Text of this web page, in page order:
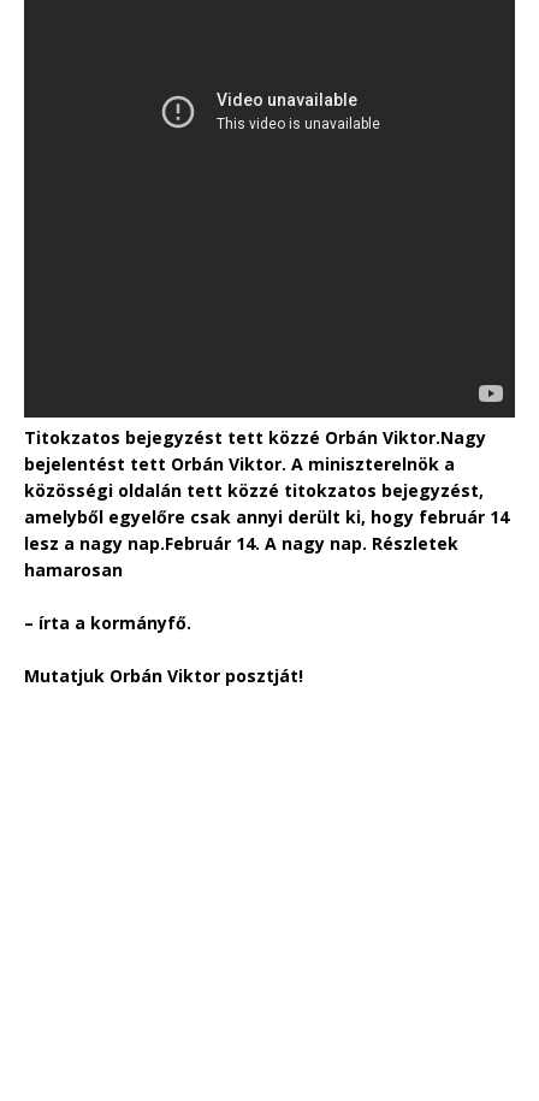
Titokzatos bejegyzést tett közzé Orbán Viktor.Nagy
bejelentést tett Orbán Viktor. A miniszterelnök a
közösségi oldalán tett közzé titokzatos bejegyzést,
amelyből egyelőre csak annyi derült ki, hogy február 14
lesz a nagy nap.Február 14. A nagy nap. Részletek
hamarosan
– írta a kormányfő.
Mutatjuk Orbán Viktor posztját!